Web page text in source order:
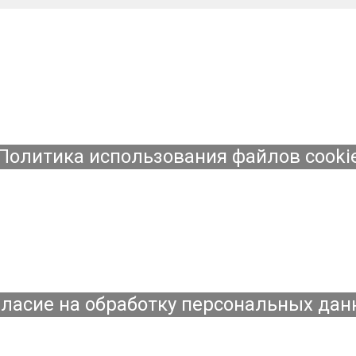
использования файлов
на обработку персональных